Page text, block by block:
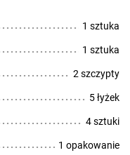
1 sztuka
1 sztuka
2 szczypty
5 łyżek
4 sztuki
1 opakowanie